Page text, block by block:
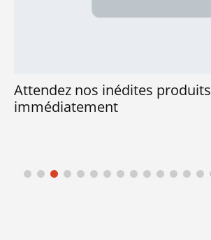
Attendez nos inédites produits
immédiatement